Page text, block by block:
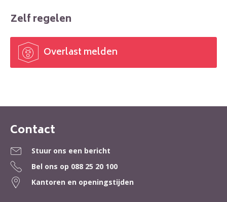
Zelf regelen
 Overlast melden
Contactinformatie
Contact
Stuur ons een bericht
Bel ons op 088 25 20 100
Kantoren en openingstijden